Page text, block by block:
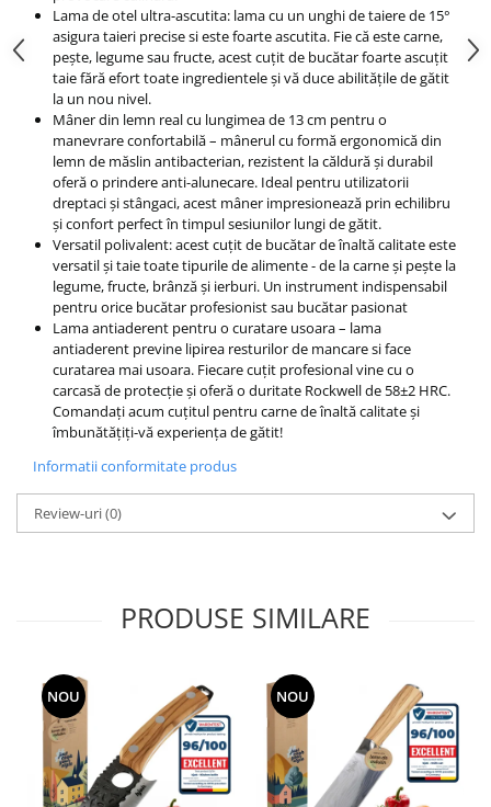
Cablu date
tableta
Telefoane mobile
Telefoane mobile
Custi aparate foto-video
Incarcatoare auto
Telefoane mobile
Lama de otel ultra-ascutita: lama cu un unghi de taiere de 15°
asigura taieri precise si este foarte ascutita. Fie că este carne,
pește, legume sau fructe, acest cuțit de bucătar foarte ascuțit
taie fără efort toate ingredientele și vă duce abilitățile de gătit
la un nou nivel.
Mâner din lemn real cu lungimea de 13 cm pentru o
manevrare confortabilă – mânerul cu formă ergonomică din
lemn de măslin antibacterian, rezistent la căldură și durabil
oferă o prindere anti-alunecare. Ideal pentru utilizatorii
dreptaci și stângaci, acest mâner impresionează prin echilibru
și confort perfect în timpul sesiunilor lungi de gătit.
Versatil polivalent: acest cuțit de bucătar de înaltă calitate este
versatil și taie toate tipurile de alimente - de la carne și pește la
legume, fructe, brânză și ierburi. Un instrument indispensabil
pentru orice bucătar profesionist sau bucătar pasionat
Lama antiaderent pentru o curatare usoara – lama
antiaderent previne lipirea resturilor de mancare si face
curatarea mai usoara. Fiecare cuțit profesional vine cu o
carcasă de protecție și oferă o duritate Rockwell de 58±2 HRC.
Comandați acum cuțitul pentru carne de înaltă calitate și
îmbunătățiți-vă experiența de gătit!
Informatii conformitate produs
Review-uri(0)
PRODUSE SIMILARE
NOU NOU